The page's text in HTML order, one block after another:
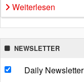
Weiterlesen
NEWSLETTER
Daily Newsletter